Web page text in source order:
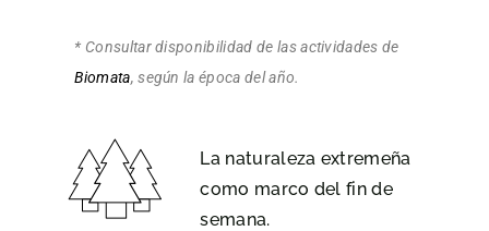
* Consultar disponibilidad de las actividades de
Biomata, según la época del año.
La naturaleza extremeña
como marco del fin de
semana.